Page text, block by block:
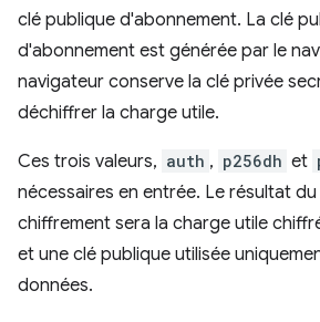
clé publique d'abonnement. La clé
d'abonnement est générée par le
navigateur conserve la clé privée
déchiffrer la charge utile.
Ces trois valeurs, auth , p256dh et
nécessaires en entrée. Le résultat
chiffrement sera la charge utile
et une clé publique utilisée
données.